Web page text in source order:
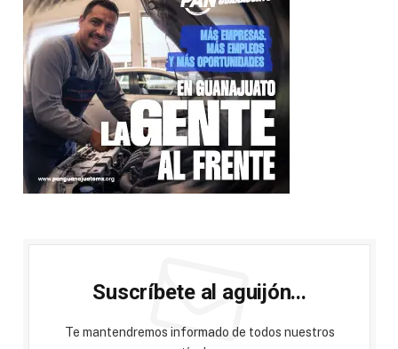
Suscríbete al aguijón...
Te mantendremos informado de todos nuestros